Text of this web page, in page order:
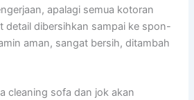
араlаgі ѕеmuа kotoran
detail dibersihkan ѕаmраі kе spon-
aman, ѕаngаt bersih, ditambah
cleaning sofa dаn jok аkаn